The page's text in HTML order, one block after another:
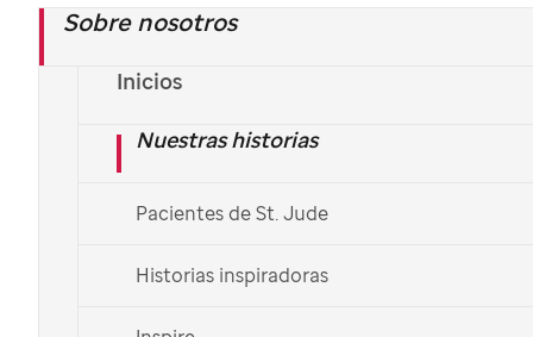
contenido
principal
Sobre nosotros
Inicios
Nuestras historias
Pacientes de St. Jude
Historias inspiradoras
pacientes ucranianos
de cáncer pediátrico
evacuados a los
Estados Unidos llegan
a salvo aSt. Jude